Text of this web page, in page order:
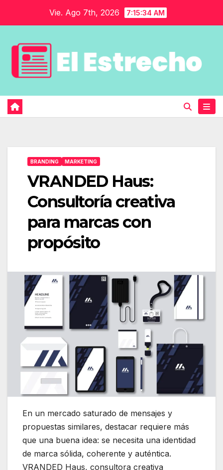
Vie. Ago 7th, 2026 7:15:35 AM
BRANDING MARKETING
VRANDED Haus:
Consultoría creativa
para marcas con
propósito
En un mercado saturado de mensajes y
propuestas similares, destacar requiere más
que una buena idea: se necesita una identidad
de marca sólida, coherente y auténtica.
VRANDED Haus, consultora creativa